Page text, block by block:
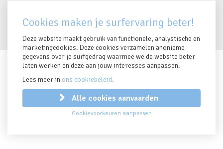
RPR 0423.810.024
Privacy clausule
Disclaimer
Cookies maken je surfervaring beter!
Deze website maakt gebruik van functionele, analystische en
marketingcookies. Deze cookies verzamelen anonieme
gegevens over je surfgedrag waarmee we de website beter
laten werken en deze aan jouw interesses aanpassen.
Lees meer in ons cookiebeleid.
Alle cookies aanvaarden
Cookievoorkeuren aanpassen